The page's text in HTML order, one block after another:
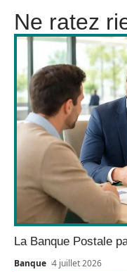
Ne ratez
La Banque Postale
Banque 4 juillet 2026